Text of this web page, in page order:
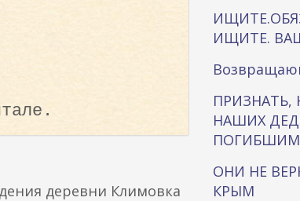
деревни Климовка
ИЩИТЕ.
ПРИЗНАТЬ,
НАШИХ
ОНИ НЕ
КРЫМ